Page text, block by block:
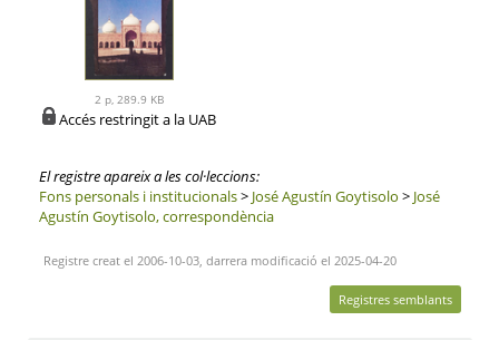
2 p, 289.9 KB
Accés restringit a la UAB
El registre apareix a les col·leccions:
Fons personals i institucionals> José Agustín Goytisolo > José
Agustín Goytisolo, correspondència
Registre creat el 2006-10-03, darrera modificació el 2025-04-20
Registres semblants